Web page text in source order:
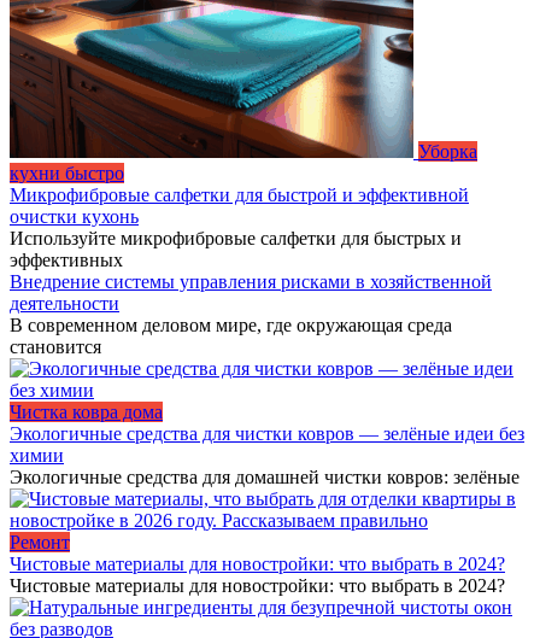
Уборка
кухни быстро
Микрофибровые салфетки для быстрой и эффективной
очистки кухонь
Используйте микрофибровые салфетки для быстрых и
эффективных
Внедрение системы управления рисками в хозяйственной
деятельности
В современном деловом мире, где окружающая среда
становится
Чистка ковра дома
Экологичные средства для чистки ковров — зелёные идеи без
химии
Экологичные средства для домашней чистки ковров: зелёные
Ремонт
Чистовые материалы для новостройки: что выбрать в 2024?
Чистовые материалы для новостройки: что выбрать в 2024?